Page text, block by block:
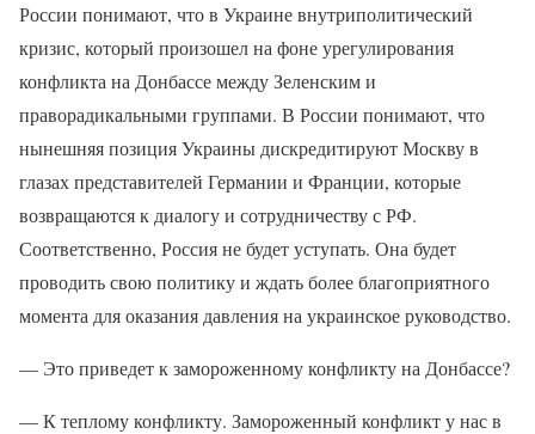
России понимают, что в Украине внутриполитический
кризис, который произошел на фоне урегулирования
конфликта на Донбассе между Зеленским и
праворадикальными группами. В России понимают, что
нынешняя позиция Украины дискредитируют Москву в
глазах представителей Германии и Франции, которые
возвращаются к диалогу и сотрудничеству с РФ.
Соответственно, Россия не будет уступать. Она будет
проводить свою политику и ждать более благоприятного
момента для оказания давления на украинское руководство.
— Это приведет к замороженному конфликту на Донбассе?
— К теплому конфликту. Замороженный конфликт у нас в